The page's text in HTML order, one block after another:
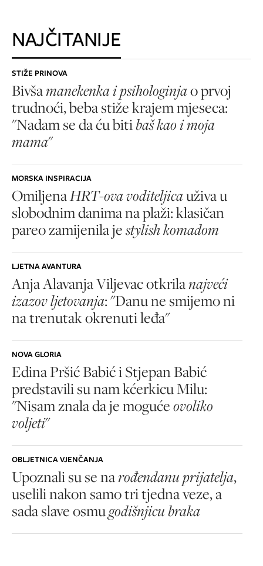
NAJČITANIJE
STIŽE PRINOVA
Bivšamanekenka i psihologinjao prvoj
trudnoći, beba stiže krajem mjeseca:
"Nadam se da ću bitibaš kao i moja
mama"
MORSKA INSPIRACIJA
OmiljenaHRT-ova voditeljicauživa u
slobodnim danima na plaži: klasičan
pareo zamijenila jestylish komadom
LJETNA AVANTURA
Anja Alavanja Viljevac otkrilanajveći
izazov ljetovanja: "Danu ne smijemo ni
na trenutak okrenuti leđa"
NOVA GLORIA
Edina Pršić Babić i Stjepan Babić
predstavili su nam kćerkicu Milu:
"Nisam znala da je mogućeovoliko
voljeti"
OBLJETNICA VJENČANJA
Upoznali su se narođendanu prijatelja,
uselili nakon samo tri tjedna veze, a
sada slave osmugodišnjicu braka